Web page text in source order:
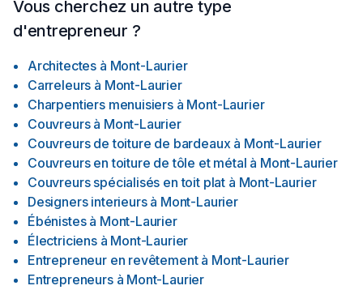
Vous cherchez un autre type
d'entrepreneur ?
Architectes à Mont-Laurier
Carreleurs à Mont-Laurier
Charpentiers menuisiers à Mont-Laurier
Couvreurs à Mont-Laurier
Couvreurs de toiture de bardeaux à Mont-Laurier
Couvreurs en toiture de tôle et métal à Mont-Laurier
Couvreurs spécialisés en toit plat à Mont-Laurier
Designers interieurs à Mont-Laurier
Ébénistes à Mont-Laurier
Électriciens à Mont-Laurier
Entrepreneur en revêtement à Mont-Laurier
Entrepreneurs à Mont-Laurier